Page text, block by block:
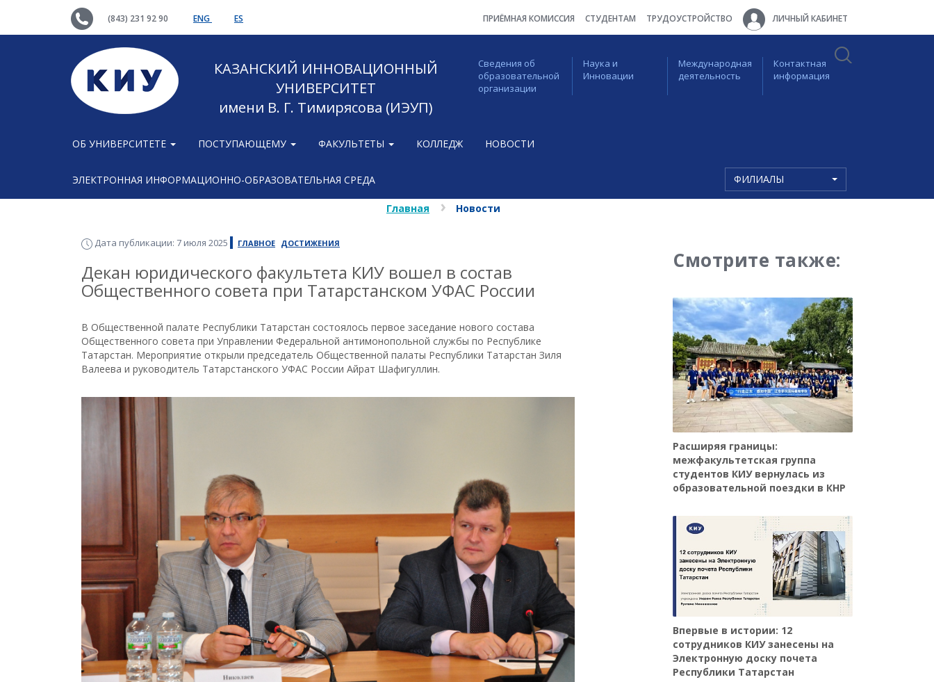
(843) 231 92 90 ENG ES ПРИЁМНАЯ КОМИССИЯ СТУДЕНТАМ ТРУДОУСТРОЙСТВО ЛИЧНЫЙ КАБИНЕТ
КАЗАНСКИЙ ИННОВАЦИОННЫЙ
УНИВЕРСИТЕТ
имени В. Г. Тимирясова (ИЭУП)
Сведения об
образовательной
организации
Наука и
Инновации
Международная
деятельность
Контактная
информация
ОБ УНИВЕРСИТЕТЕ ПОСТУПАЮЩЕМУ ФАКУЛЬТЕТЫ КОЛЛЕДЖ НОВОСТИ
ЭЛЕКТРОННАЯ ИНФОРМАЦИОННО-ОБРАЗОВАТЕЛЬНАЯ СРЕДА ФИЛИАЛЫ
Главная Новости
Дата публикации: 7 июля 2025 ГЛАВНОЕ ДОСТИЖЕНИЯ
Декан юридического факультета КИУ вошел в состав
Общественного совета при Татарстанском УФАС России
В Общественной палате Республики Татарстан состоялось первое заседание нового состава
Общественного совета при Управлении Федеральной антимонопольной службы по Республике
Татарстан. Мероприятие открыли председатель Общественной палаты Республики Татарстан Зиля
Валеева и руководитель Татарстанского УФАС России Айрат Шафигуллин.
Смотрите также:
Расширяя границы:
межфакультетская группа
студентов КИУ вернулась из
образовательной поездки в КНР
Впервые в истории: 12
сотрудников КИУ занесены на
Электронную доску почета
Республики Татарстан